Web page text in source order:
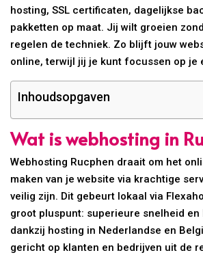
hosting, SSL certificaten, dagelijkse
pakketten op maat. Jij wilt groeien
regelen de techniek. Zo blijft jouw
online, terwijl jij je kunt focussen op je
Inhoudsopgaven
Wat is webhosting in
Webhosting Rucphen draait om het
maken van je website via krachtige
veilig zijn. Dit gebeurt lokaal via
groot pluspunt: superieure snelheid
dankzij hosting in Nederlandse en
gericht op klanten en bedrijven uit de